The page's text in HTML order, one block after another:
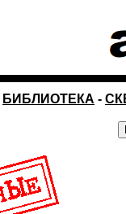
БИБЛИОТЕКА -